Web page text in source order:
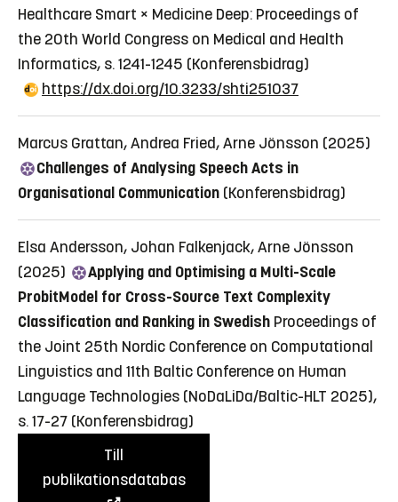
Healthcare Smart × Medicine Deep: Proceedings of
the 20th World Congress on Medical and Health
Informatics, s. 1241-1245 (Konferensbidrag)
https://dx.doi.org/10.3233/shti251037
Marcus Grattan, Andrea Fried, Arne Jönsson (2025)
Challenges of Analysing Speech Acts in
Organisational Communication (Konferensbidrag)
Elsa Andersson, Johan Falkenjack, Arne Jönsson
(2025)
Applying and Optimising a Multi-Scale
ProbitModel for Cross-Source Text Complexity
Classification and Ranking in Swedish Proceedings of
the Joint 25th Nordic Conference on Computational
Linguistics and 11th Baltic Conference on Human
Language Technologies (NoDaLiDa/Baltic-HLT 2025),
s. 17-27 (Konferensbidrag)
Till
publikationsdatabas